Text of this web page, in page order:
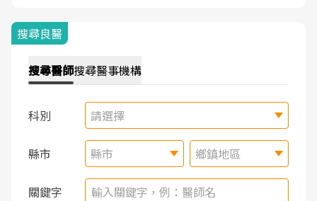
搜尋良醫
搜尋醫師搜尋醫事機構
科別 請選擇
縣市 縣市 鄉鎮地區
關鍵字